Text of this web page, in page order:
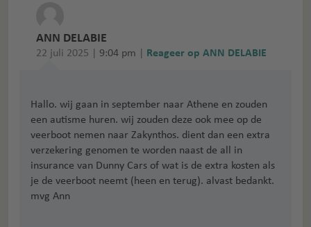
ANN DELABIE
22 juli 2025 | 9:04 pm Reageer op ANN DELABIE
Hallo. wij gaan in september naar Athene en zouden
een autisme huren. wij zouden deze ook mee op de
veerboot nemen naar Zakynthos. dient dan een extra
verzekering genomen te worden naast de all in
insurance van Dunny Cars of wat is de extra kosten als
je de veerboot neemt (heen en terug). alvast bedankt.
mvg Ann